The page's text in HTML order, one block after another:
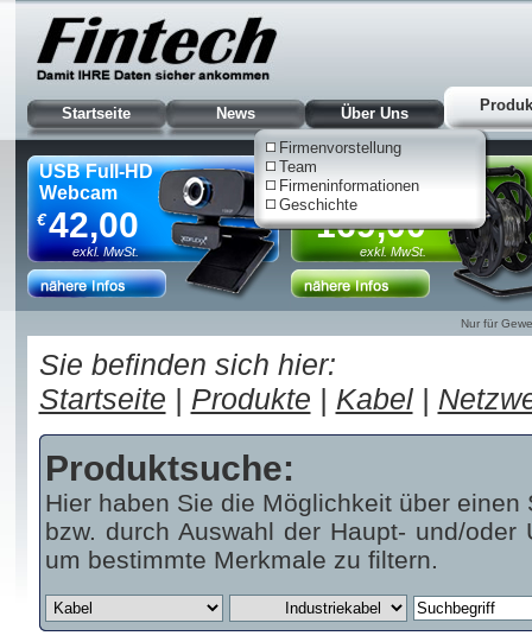
Startseite News
Über Uns
Firmenvorstellung
Team
Firmeninformationen
Geschichte
USB Full-HD
Webcam
42,00
€
exkl. MwSt.
HDMI 8K AOC
Kabeltrommel, 90m
169,00
€
exkl. MwSt.
Nur für
Sie befinden sich hier:
Startseite | Produkte | Kabel|
Produktsuche:
Hier haben Sie die Möglichkeit über
bzw. durch Auswahl der Haupt- und/
um bestimmte Merkmale zu filtern.